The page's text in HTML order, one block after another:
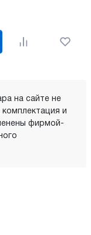
на сайте не
и
фирмой-